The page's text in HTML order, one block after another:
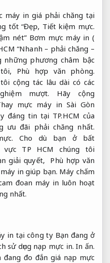
máy in giá phải chăng tại
tốt “Đẹp, Tiết kiệm mực.
nét” Bơm mực máy in (
“Nhanh – phải chăng –
những phương châm bậc
Phù hợp văn phòng.
cộng tác lâu dài có các
mượt. Hãy cộng
mực máy in Sài Gòn
đáng tin tại TP.HCM của
ưu đãi phải chăng nhất.
Cho dù bạn ở bất
TP HCM chúng tôi
giải quyết, Phù hợp văn
in giúp bạn. Máy chấm
đoan máy in luôn hoạt
nhất.
in tại công ty Bạn đang ở
sử dụng nạp mực in.In ấn.
đang đo đắn giá nạp mực